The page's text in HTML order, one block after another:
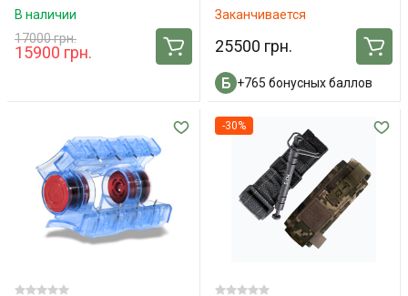
В наличии
17000 грн.
15900 грн.
СОЕДИНИТЕЛЬНЫЙ ЖГУТ –
СТАБИЛИЗИРОВАННЫЙ
(AAJT-S)
Заканчивается
25500 грн.
+765 бонусных баллов
-30%